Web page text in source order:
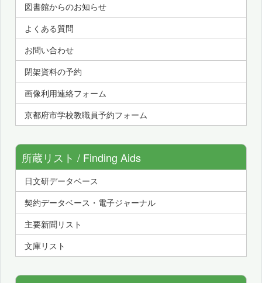
図書館からのお知らせ
よくある質問
お問い合わせ
閉架資料の予約
画像利用連絡フォーム
京都府市学校教職員予約フォーム
所蔵リスト / Finding Aids
日文研データベース
契約データベース・電子ジャーナル
主要新聞リスト
文庫リスト